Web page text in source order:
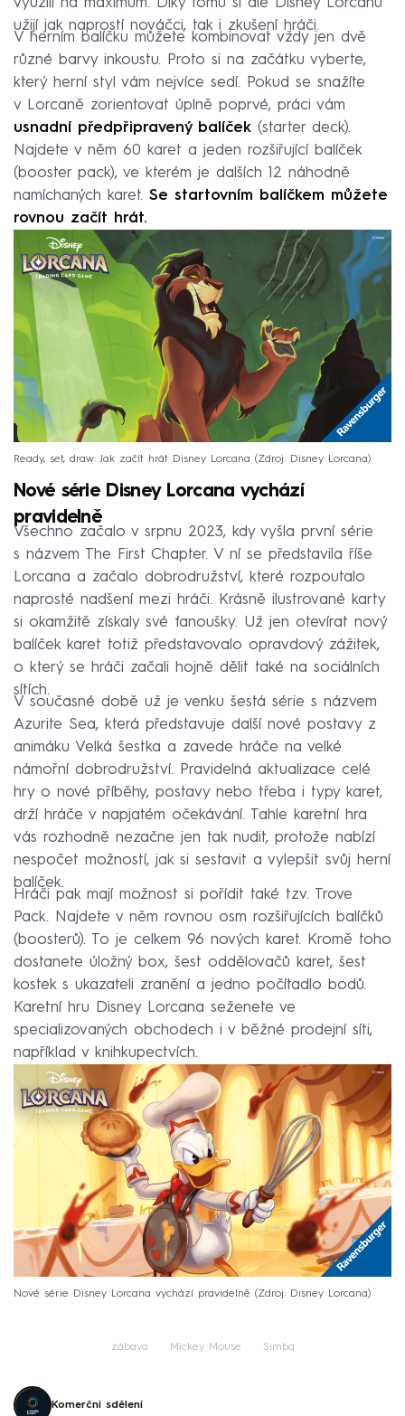
využili na maximum. Díky tomu si ale Disney Lorcanu
užijí jak naprostí nováčci, tak i zkušení hráči.
V herním balíčku můžete kombinovat vždy jen dvě
různé barvy inkoustu. Proto si na začátku vyberte,
který herní styl vám nejvíce sedí. Pokud se snažíte
v Lorcaně zorientovat úplně poprvé, práci vám
usnadní předpřipravený balíček (starter deck).
Najdete v něm 60 karet a jeden rozšiřující balíček
(booster pack), ve kterém je dalších 12 náhodně
namíchaných karet. Se startovním balíčkem můžete
rovnou začít hrát.
Ready, set, draw: Jak začít hrát Disney Lorcana Zdroj: Disney Lorcana
Nové série Disney Lorcana vychází
pravidelně
Všechno začalo v srpnu 2023, kdy vyšla první série
s názvem The First Chapter. V ní se představila říše
Lorcana a začalo dobrodružství, které rozpoutalo
naprosté nadšení mezi hráči. Krásně ilustrované karty
si okamžitě získaly své fanoušky. Už jen otevírat nový
balíček karet totiž představovalo opravdový zážitek,
o který se hráči začali hojně dělit také na sociálních
sítích.
V současné době už je venku šestá série s názvem
Azurite Sea, která představuje další nové postavy z
animáku Velká šestka a zavede hráče na velké
námořní dobrodružství. Pravidelná aktualizace celé
hry o nové příběhy, postavy nebo třeba i typy karet,
drží hráče v napjatém očekávání. Tahle karetní hra
vás rozhodně nezačne jen tak nudit, protože nabízí
nespočet možností, jak si sestavit a vylepšit svůj herní
balíček.
Hráči pak mají možnost si pořídit také tzv. Trove
Pack. Najdete v něm rovnou osm rozšiřujících balíčků
(boosterů). To je celkem 96 nových karet. Kromě toho
dostanete úložný box, šest oddělovačů karet, šest
kostek s ukazateli zranění a jedno počítadlo bodů.
Karetní hru Disney Lorcana seženete ve
specializovaných obchodech i v běžné prodejní síti,
například v knihkupectvích.
Nové série Disney Lorcana vychází pravidelně Zdroj: Disney Lorcana
zábava Mickey Mouse Simba
Komerční sdělení